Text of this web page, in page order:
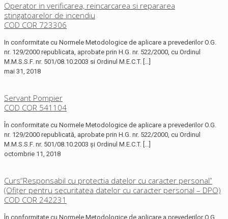
Operator in verificarea, reincarcarea si repararea
stingatoarelor de incendiu
COD COR 723306
In conformitate cu Normele Metodologice de aplicare a prevederilor O.G.
nr. 129/2000 republicata, aprobate prin H.G. nr. 522/2000, cu Ordinul
M.M.S.S.F. nr. 501/08.10.2003 si Ordinul M.E.C.T. […]
mai 31, 2018
Servant Pompier
COD COR 541104
În conformitate cu Normele Metodologice de aplicare a prevederilor O.G.
nr. 129/2000 republicată, aprobate prin H.G. nr. 522/2000, cu Ordinul
M.M.S.S.F. nr. 501/08.10.2003 și Ordinul M.E.C.T. […]
octombrie 11, 2018
Curs“Responsabil cu protectia datelor cu caracter personal”
(Ofițer pentru securitatea datelor cu caracter personal – DPO)
COD COR 242231
În conformitate cu Normele Metodologice de aplicare a prevederilor O.G.